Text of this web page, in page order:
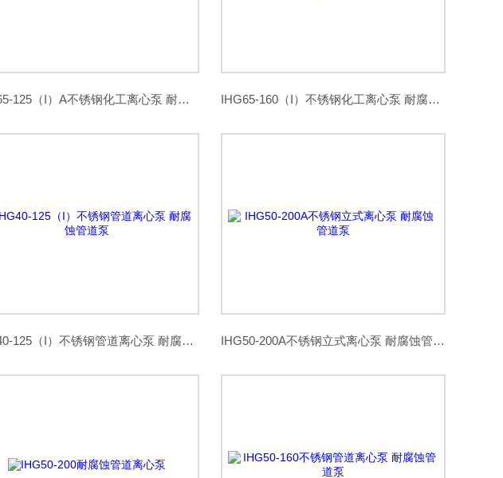
IHG65-125（I）A不锈钢化工离心泵 耐腐蚀管道泵 IHG65-160（I）不锈钢化工离心泵 耐腐蚀管道泵
IHG40-125（I）不锈钢管道离心泵 耐腐蚀管道泵 IHG50-200A不锈钢立式离心泵 耐腐蚀管道泵